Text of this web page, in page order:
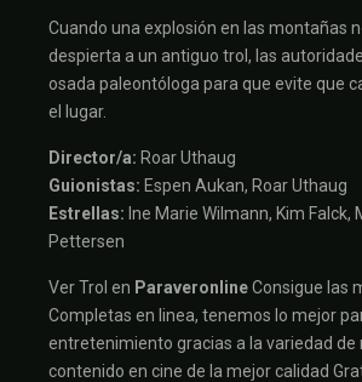
Cuando una explosión en las montañas
despierta a un antiguo trol, las
osada paleontóloga para que evite que
el lugar.
Director/a: Roar Uthaug
Guionistas: Espen Aukan, Roar Uthaug
Estrellas: Ine Marie Wilmann, Kim Falck,
Pettersen
Ver Trol en ParaveronlineConsigue las
Completas en linea, tenemos lo mejor
entretenimiento gracias a la variedad de
contenido en cine de la mejor calidad